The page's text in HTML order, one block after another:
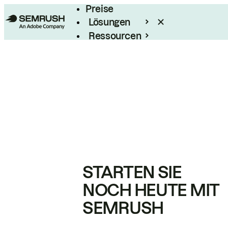
Preise
Lösungen
Ressourcen
STARTEN SIE
NOCH HEUTE MIT
SEMRUSH